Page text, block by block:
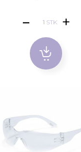
STK